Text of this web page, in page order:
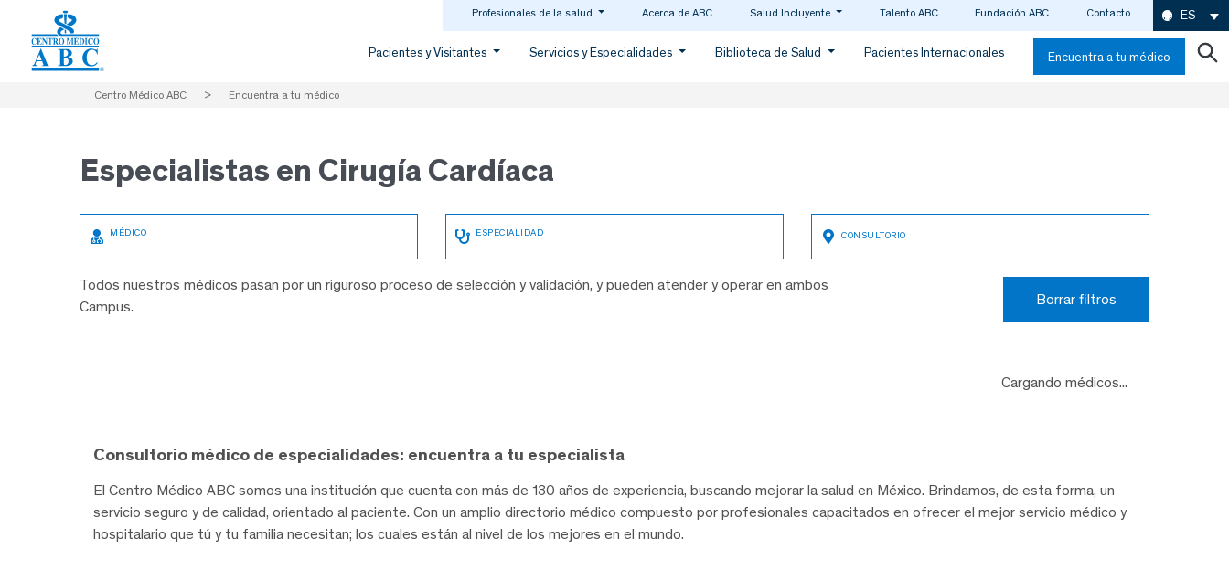
Profesionales de la salud Acerca de ABC Salud Incluyente Talento ABC Fundación ABC Contacto ES
Pacientes y Visitantes Servicios y Especialidades Biblioteca de Salud Pacientes Internacionales Encuentra a tu médico
Centro Médico ABC > Encuentra a tu médico
Especialistas en Cirugía Cardíaca
Todos nuestros médicos pasan por un riguroso proceso de selección y validación, y pueden atender y operar en ambos
Campus.
Borrar filtros
Cargando médicos...
Consultorio médico de especialidades: encuentra a tu especialista
El Centro Médico ABC somos una institución que cuenta con más de 130 años de experiencia, buscando mejorar la salud en México. Brindamos, de esta forma, un
servicio seguro y de calidad, orientado al paciente. Con un amplio directorio médico compuesto por profesionales capacitados en ofrecer el mejor servicio médico y
hospitalario que tú y tu familia necesitan; los cuales están al nivel de los mejores en el mundo.